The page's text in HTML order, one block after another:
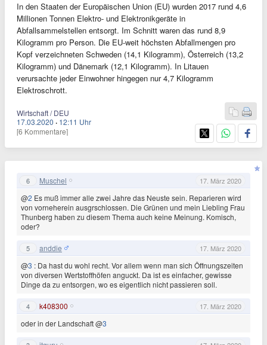
In den Staaten der Europäischen Union (EU) wurden 2017 rund 4,6
Millionen Tonnen Elektro- und Elektronikgeräte in
Abfallsammelstellen entsorgt. Im Schnitt waren das rund 8,9
Kilogramm pro Person. Die EU-weit höchsten Abfallmengen pro
Kopf verzeichneten Schweden (14,1 Kilogramm), Österreich (13,2
Kilogramm) und Dänemark (12,1 Kilogramm). In Litauen
verursachte jeder Einwohner hingegen nur 4,7 Kilogramm
Elektroschrott.
Wirtschaft / DEU
17.03.2020 · 12:11 Uhr
[6 Kommentare]
6 Muschel 17. März 2020
@2 Es muß immer alle zwei Jahre das Neuste sein. Reparieren wird
von vorneherein ausgrschlossen. Die Grünen und mein Liebling Frau
Thunberg haben zu diesem Thema auch keine Meinung. Komisch,
oder?
5 anddie 17. März 2020
@3 : Da hast du wohl recht. Vor allem wenn man sich Öffnungszeiten
von diversen Wertstoffhöfen anguckt. Da ist es einfacher, gewisse
Dinge da zu entsorgen, wo es eigentlich nicht passieren soll.
4 k408300 17. März 2020
oder in der Landschaft @3